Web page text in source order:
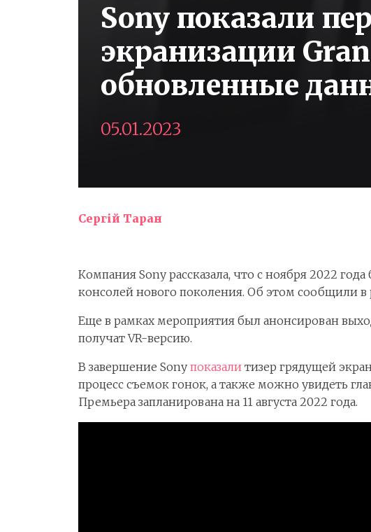
Sony показали
экранизации
обновленные
05.01.2023
Сергій Таран
Компания Sony рассказала, что с ноября 2022
консолей нового поколения. Об этом сообщили в
Еще в рамках мероприятия был анонсирован
получат VR-версию.
В завершение Sony показали тизер грядущей
процесс съемок гонок, а также можно увидеть
Премьера запланирована на 11 августа 2022 года.